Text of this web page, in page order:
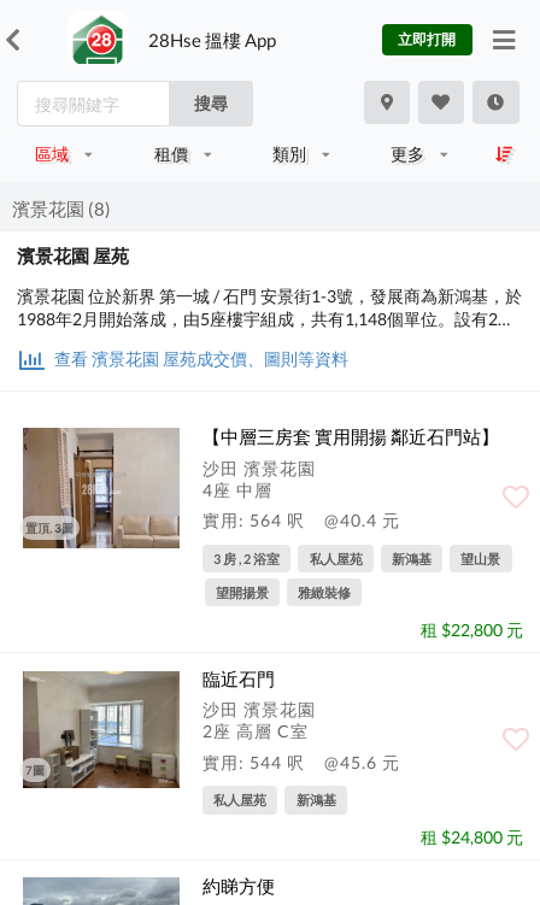
28Hse 搵樓 App 立即打開
搜尋
區域 租價 類別 更多
濱景花園 (8)
濱景花園 屋苑
濱景花園 位於新界 第一城 / 石門 安景街1-3號，發展商為新鴻基，於
1988年2月開始落成，由5座樓宇組成，共有1,148個單位。設有2至
施、運動設施、娛樂設施、休閒區；交通便利，步行至港鐵時間約
查看 濱景花園 屋苑成交價、圖則等資料
置頂, 3圖
【中層三房套 實用開揚 鄰近石門站】
沙田 濱景花園
4座 中層
實用: 564 呎
@40.4 元
3 房 , 2 浴室 私人屋苑 新鴻基 望山景
望開揚景 雅緻裝修
租 $22,800 元
7圖
臨近石門
沙田 濱景花園
2座 高層 C室
實用: 544 呎
@45.6 元
私人屋苑 新鴻基
租 $24,800 元
約睇方便